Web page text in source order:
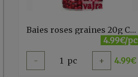
Baies roses graines 20g Cook
4.99€/pc
- 1 pc + 4.99€